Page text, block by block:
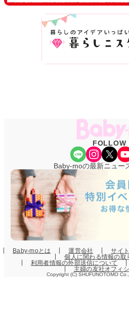
FOLLOW
Share Icon Instagram X YouTube
Baby-moの最新ニュー
Baby-moとは 運営会社 サイ
個人に関わる情報の取
利用者情報の外部送信について
主婦の友社オフィ
Copyright (C) SHUFUNOTOMO